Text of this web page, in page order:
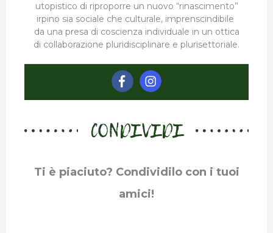
utopistico di riproporre un nuovo “rinascimento”
irpino sia sociale che culturale, imprenscindibile
da una presa di coscienza individuale in un ottica
di collaborazione pluridisciplinare e plurisettoriale.
CONDIVIDI
Ti è piaciuto? Condividilo con i tuoi
amici!